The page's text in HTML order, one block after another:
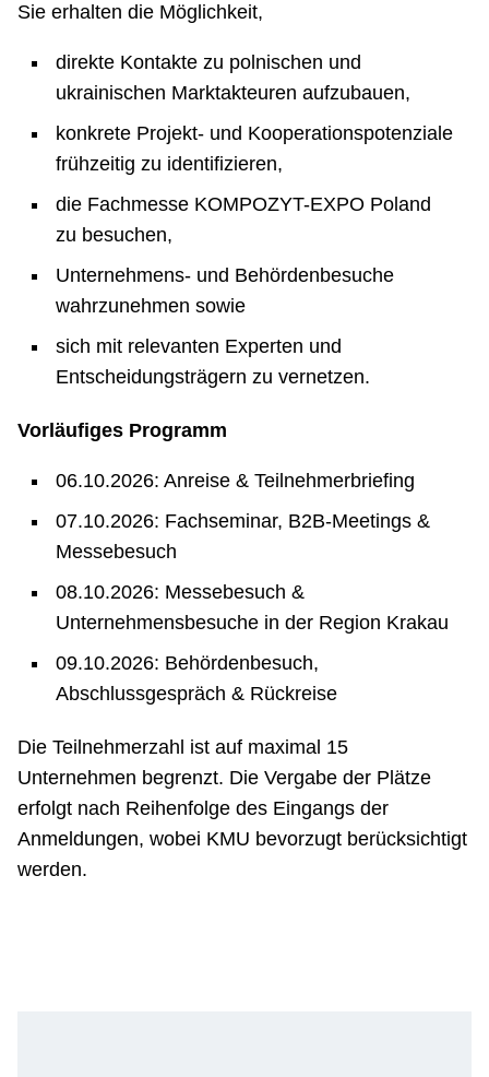
Sie erhalten die Möglichkeit,
direkte Kontakte zu polnischen und
ukrainischen Marktakteuren aufzubauen,
konkrete Projekt- und Kooperationspotenziale
frühzeitig zu identifizieren,
die Fachmesse KOMPOZYT-EXPO Poland
zu besuchen,
Unternehmens- und Behördenbesuche
wahrzunehmen sowie
sich mit relevanten Experten und
Entscheidungsträgern zu vernetzen.
Vorläufiges Programm
06.10.2026: Anreise & Teilnehmerbriefing
07.10.2026: Fachseminar, B2B-Meetings &
Messebesuch
08.10.2026: Messebesuch &
Unternehmensbesuche in der Region Krakau
09.10.2026: Behördenbesuch,
Abschlussgespräch & Rückreise
Die Teilnehmerzahl ist auf maximal 15
Unternehmen begrenzt. Die Vergabe der Plätze
erfolgt nach Reihenfolge des Eingangs der
Anmeldungen, wobei KMU bevorzugt berücksichtigt
werden.